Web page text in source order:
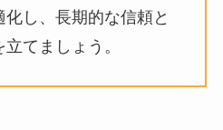
し、長期的な信頼と
てましょう。